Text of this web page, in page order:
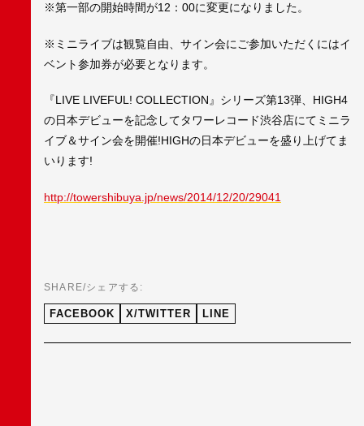
※第一部の開始時間が12：00に変更になりました。
※ミニライブは観覧自由、サイン会にご参加いただくにはイ
ベント参加券が必要となります。
『LIVE LIVEFUL! COLLECTION』シリーズ第13弾、HIGH4
の日本デビューを記念してタワーレコード渋谷店にてミニラ
イブ＆サイン会を開催!HIGHの日本デビューを盛り上げてま
いります!
http://towershibuya.jp/news/2014/12/20/29041
SHARE/シェアする:
FACEBOOK X/TWITTER LINE